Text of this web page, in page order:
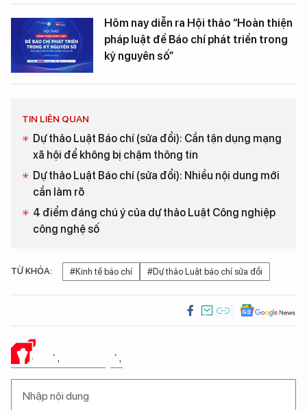
Hôm nay diễn ra Hội thảo “Hoàn thiện
pháp luật để Báo chí phát triển trong
kỷ nguyên số”
TIN LIÊN QUAN
Dự thảo Luật Báo chí (sửa đổi): Cần tận dụng mạng
xã hội để không bị chậm thông tin
Dự thảo Luật Báo chí (sửa đổi): Nhiều nội dung mới
cần làm rõ
4 điểm đáng chú ý của dự thảo Luật Công nghiệp
công nghệ số
TỪ KHÓA: #Kinh tế báo chí #Dự thảo Luật báo chí sửa đổi
Ý KIẾN CỦA BẠN